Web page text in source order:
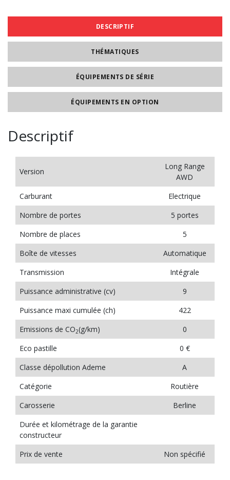
DESCRIPTIF
THÉMATIQUES
ÉQUIPEMENTS DE SÉRIE
ÉQUIPEMENTS EN OPTION
Descriptif
Version
Long Range
AWD
Carburant
Electrique
Nombre de portes
5 portes
Nombre de places
5
Boîte de vitesses
Automatique
Transmission
Intégrale
Puissance administrative (cv)
9
Puissance maxi cumulée (ch)
422
Emissions de CO2(g/km)
0
Eco pastille
0 €
Classe dépollution Ademe
A
Catégorie
Routière
Carosserie
Berline
Durée et kilométrage de la garantie
constructeur
Prix de vente
Non spécifié